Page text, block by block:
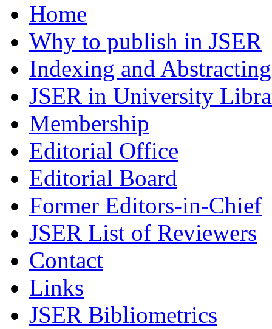
Home
Why to publish in JSER
Indexing and Abstracting
JSER in University
Membership
Editorial Office
Editorial Board
Former Editors-in-Chief
JSER List of Reviewers
Contact
Links
JSER Bibliometrics